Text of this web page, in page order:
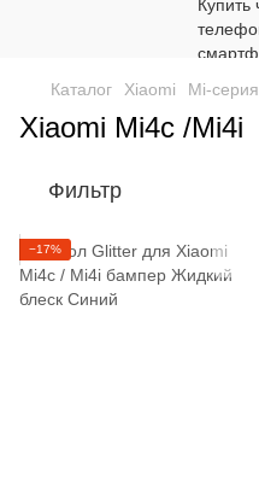
Каталог Xiaomi Mi-серия
Xiaomi Mi4c /Mi4i
Фильтр
−17%